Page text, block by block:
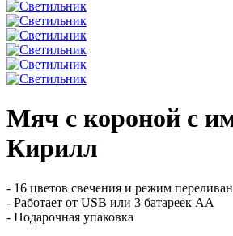
Мяч с короной с
Кирилл
- 16 цветов свечения и режим
- Работает от USB или 3 батареек АА
- Подарочная упаковка